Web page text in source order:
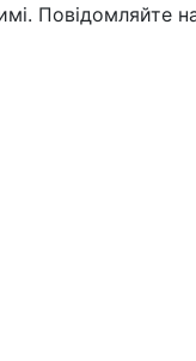
Повідомляйте